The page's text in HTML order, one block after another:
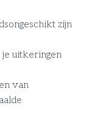
zijn
uitkeringen
van